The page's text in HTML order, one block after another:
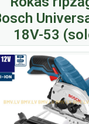
18V-53